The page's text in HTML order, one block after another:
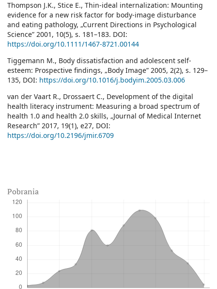
Pobrania
Thompson J.K., Stice E., Thin-ideal internalization: Mounting
evidence for a new risk factor for body-image disturbance
and eating pathology, „Current Directions in Psychological
Science” 2001, 10(5), s. 181–183. DOI:
https://doi.org/10.1111/1467-8721.00144
Tiggemann M., Body dissatisfaction and adolescent self-
esteem: Prospective findings, „Body Image” 2005, 2(2), s. 129–
135, DOI: https://doi.org/10.1016/j.bodyim.2005.03.006
van der Vaart R., Drossaert C., Development of the digital
health literacy instrument: Measuring a broad spectrum of
health 1.0 and health 2.0 skills, „Journal of Medical Internet
Research” 2017, 19(1), e27, DOI:
https://doi.org/10.2196/jmir.6709